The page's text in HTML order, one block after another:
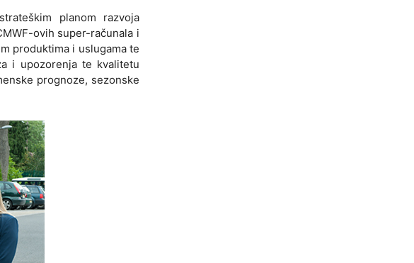
planom razvoja
ovih super-računala i
produktima i uslugama te
i upozorenja te kvalitetu
prognoze, sezonske